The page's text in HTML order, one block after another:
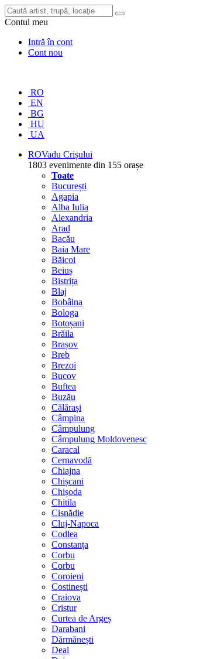
Contul meu
Intră în cont
Cont nou
RO
EN
BG
HU
UA
ROVadu Crișului
1803 evenimente din 155 orașe
Toate
București
Agapia
Alba Iulia
Alexandria
Arad
Bacău
Baia Mare
Băicoi
Beiuș
Bistrița
Blaj
Bobâlna
Bologa
Botoșani
Brăila
Brașov
Breb
Brezoi
Bucov
Buftea
Buzău
Călărași
Câmpina
Câmpulung
Câmpulung Moldovenesc
Caracal
Cernavodă
Chiajna
Chișcani
Chișoda
Chitila
Cisnădie
Cluj-Napoca
Codlea
Constanța
Corbu
Corbu
Coroieni
Costinești
Craiova
Cristur
Curtea de Argeș
Darabani
Dărmănești
Deal